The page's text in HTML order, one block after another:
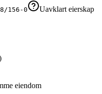
156-0
Uavklart eierskap
eiendom